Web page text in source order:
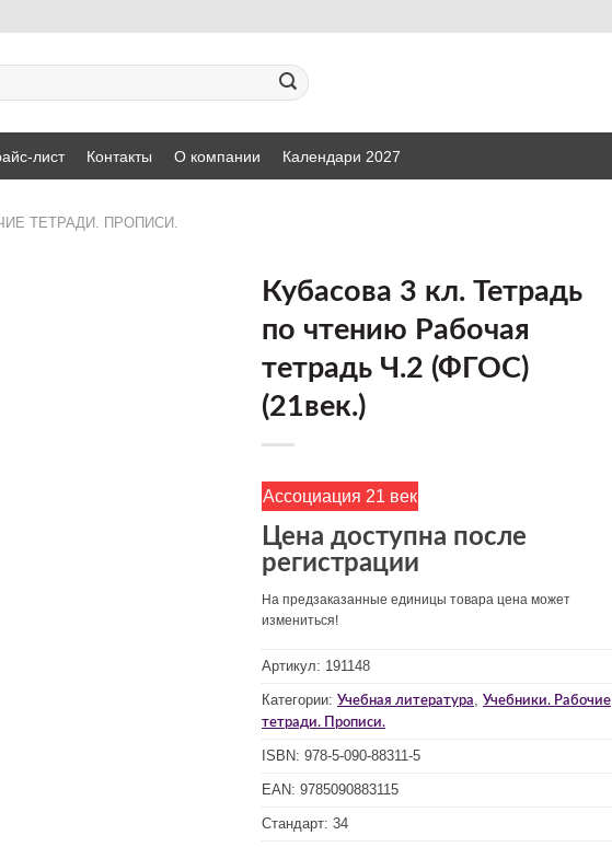
лист Контакты О компании Календари 2027
ТЕТРАДИ. ПРОПИСИ.
Кубасова 3 кл. Тетрадь
по чтению Рабочая
тетрадь Ч.2 (ФГОС)
(21век.)
Ассоциация 21 век
Цена доступна после
регистрации
На предзаказанные единицы товара цена может
измениться!
Артикул: 191148
Категории: Учебная литература
Учебники. Рабочие
тетради. Прописи.
ISBN: 978-5-090-88311-5
EAN: 9785090883115
Стандарт: 34